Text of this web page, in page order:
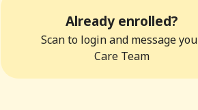
Already enrolled?
Scan to login and message
Care Team